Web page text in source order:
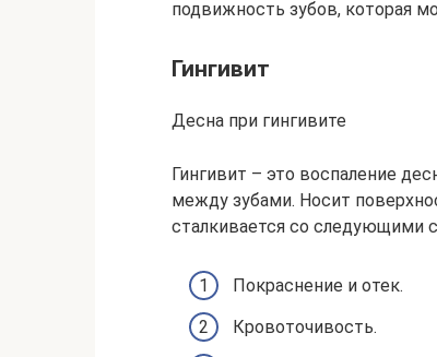
подвижность зубов, которая
Гингивит
Десна при гингивите
Гингивит – это воспаление
между зубами. Носит
сталкивается со следующими
Покраснение и отек.
Кровоточивость.